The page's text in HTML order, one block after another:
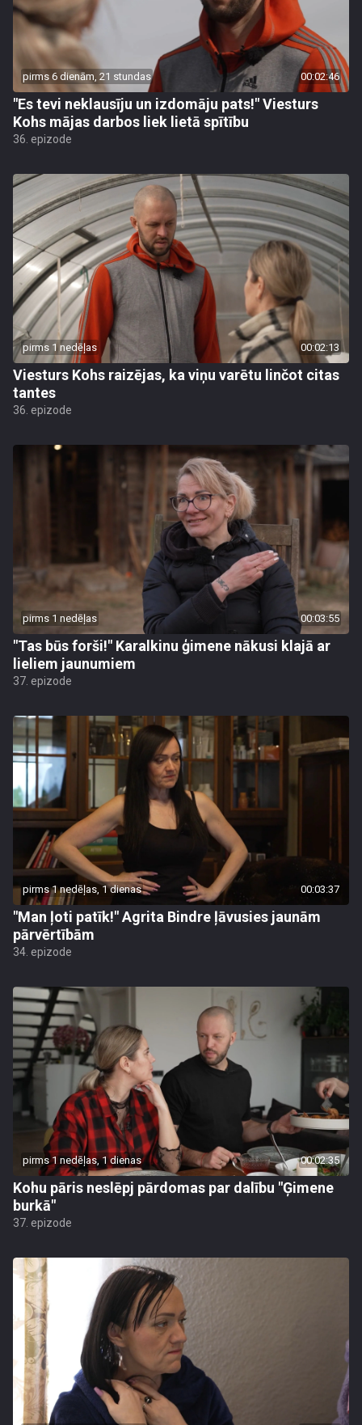
pirms 6 dienām, 21 stundas 00:02:46
"Es tevi neklausīju un izdomāju pats!" Viesturs
Kohs mājas darbos liek lietā spītību
36. epizode
pirms 1 nedēļas 00:02:13
Viesturs Kohs raizējas, ka viņu varētu linčot citas
tantes
36. epizode
pirms 1 nedēļas 00:03:55
"Tas būs forši!" Karalkinu ģimene nākusi klajā ar
lieliem jaunumiem
37. epizode
pirms 1 nedēļas, 1 dienas 00:03:37
"Man ļoti patīk!" Agrita Bindre ļāvusies jaunām
pārvērtībām
34. epizode
pirms 1 nedēļas, 1 dienas 00:02:35
Kohu pāris neslēpj pārdomas par dalību "Ģimene
burkā"
37. epizode